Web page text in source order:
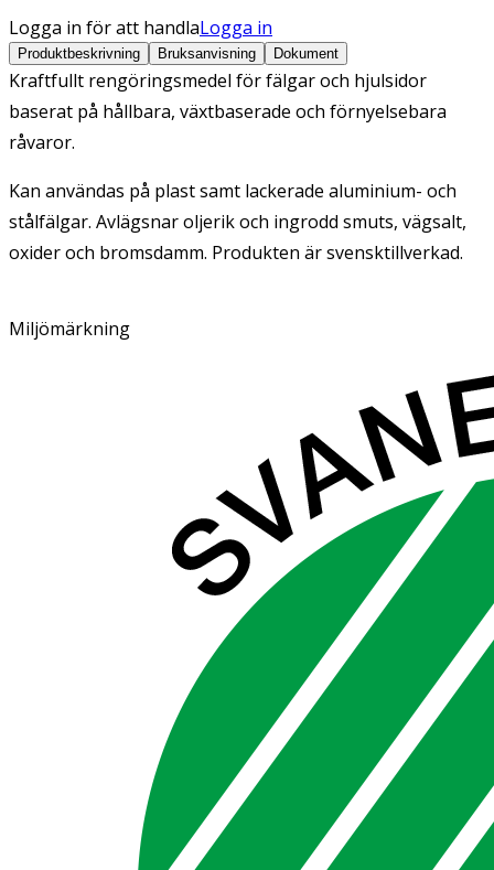
Logga in för att handlaLogga in
Produktbeskrivning Bruksanvisning Dokument
Kraftfullt rengöringsmedel för fälgar och hjulsidor
baserat på hållbara, växtbaserade och förnyelsebara
råvaror.
Kan användas på plast samt lackerade aluminium- och
stålfälgar. Avlägsnar oljerik och ingrodd smuts, vägsalt,
oxider och bromsdamm. Produkten är svensktillverkad.
Miljömärkning